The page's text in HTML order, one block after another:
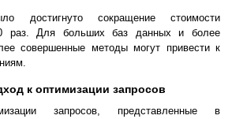
достигнуто сокращение стоимости
раз. Для больших баз данных и более
совершенные методы могут привести к
к оптимизации запросов
запросов, представленные в